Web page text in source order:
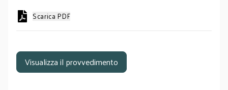
Scarica PDF
Visualizza il provvedimento